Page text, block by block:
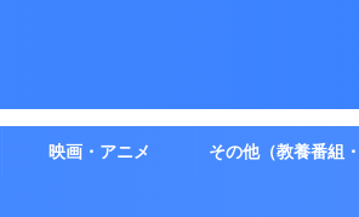
映画・アニメ